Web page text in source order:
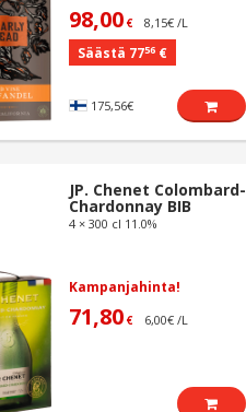
98,00 € 8,15€ /L
Säästä 7756 €
175,56€
JP. Chenet Colombard-
Chardonnay BIB
4 × 300 cl 11.0%
Kampanjahinta!
71,80 € 6,00€ /L